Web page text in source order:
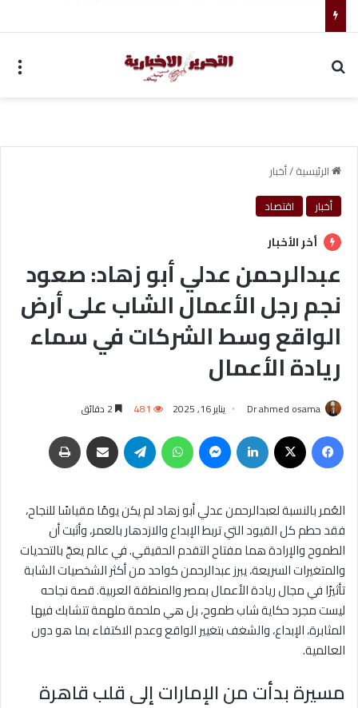
الرئيسية/أخبار
أخبار
اقتصاد
أخر الأخبار
عبدالرحمن عدلي أبو زهاد: صعود
نجم رجل الأعمال الشاب على أرض
الواقع وسط الشركات في سماء
ريادة الأعمال
Dr ahmed osama يناير 16, 2025 481
فيسبوك لينكدإن ماسنجر واتساب تيلقرام مشاركة عبر البريد
العُمر بالنسبة لعبدالرحمن عدلي أبو زهاد لم يكن يومًا مقياسًا للنجاح،
فقد حطم كل القيود التي تربط الإبداع والازدهار بالعمر، وأثبت أن
الطموح والإرادة هما مفتاح التقدم الحقيقي. في عالم يعجّ بالتحديات
والمتغيرات السريعة، يبرز عبدالرحمن كواحد من أكثر الشخصيات الشابة
تأثيرًا في مجال ريادة الأعمال بمصر والمنطقة العربية. قصة نجاحه
ليست مجرد حكاية شاب طموح، بل هي ملحمة ملهمة تتشابك فيها
المثابرة، الإبداع، والشغف بتغيير الواقع وعدم الاكتفاء بما هو دون
العالمية.
مسيرة بدأت من الإمارات إلى قلب قاهرة